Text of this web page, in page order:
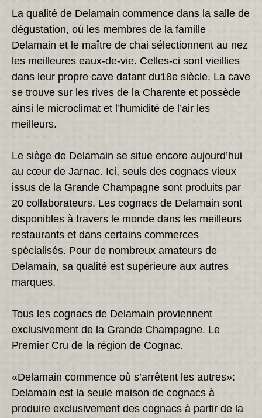
La qualité de Delamain commence dans la salle de
dégustation, où les membres de la famille
Delamain et le maître de chai sélectionnent au nez
les meilleures eaux-de-vie. Celles-ci sont vieillies
dans leur propre cave datant du18e siècle. La cave
se trouve sur les rives de la Charente et possède
ainsi le microclimat et l’humidité de l’air les
meilleurs.
Le siège de Delamain se situe encore aujourd’hui
au cœur de Jarnac. Ici, seuls des cognacs vieux
issus de la Grande Champagne sont produits par
20 collaborateurs. Les cognacs de Delamain sont
disponibles à travers le monde dans les meilleurs
restaurants et dans certains commerces
spécialisés. Pour de nombreux amateurs de
Delamain, sa qualité est supérieure aux autres
marques.
Tous les cognacs de Delamain proviennent
exclusivement de la Grande Champagne. Le
Premier Cru de la région de Cognac.
«Delamain commence où s’arrêtent les autres»:
Delamain est la seule maison de cognacs à
produire exclusivement des cognacs à partir de la